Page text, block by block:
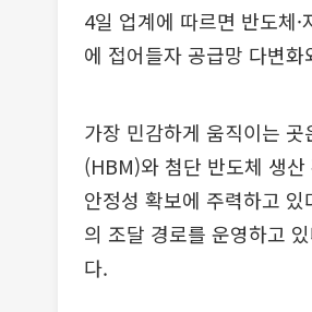
4일 업계에 따르면 반도체
에 접어들자 공급망 다변
가장 민감하게 움직이는
(HBM)와 첨단 반도체 생
안정성 확보에 주력하고
의 조달 경로를 운영하고
다.